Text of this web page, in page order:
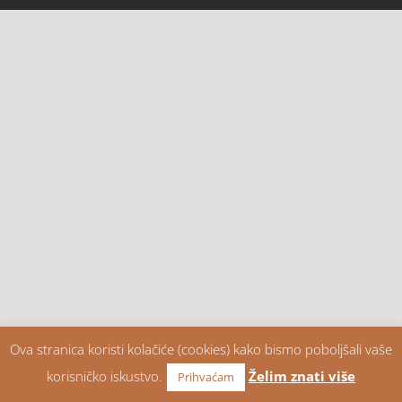
Ova stranica koristi kolačiće (cookies) kako bismo poboljšali vaše
korisničko iskustvo.
Prihvaćam Želim znati više